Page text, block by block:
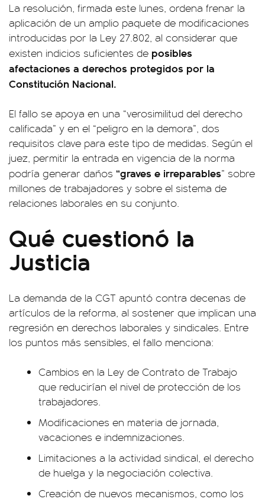
La resolución, firmada este lunes, ordena frenar la
aplicación de un amplio paquete de modificaciones
introducidas por la Ley 27.802, al considerar que
existen indicios suficientes de posibles
afectaciones a derechos protegidos por la
Constitución Nacional.
El fallo se apoya en una “verosimilitud del derecho
calificada” y en el “peligro en la demora”, dos
requisitos clave para este tipo de medidas. Según el
juez, permitir la entrada en vigencia de la norma
podría generar daños “graves e irreparables” sobre
millones de trabajadores y sobre el sistema de
relaciones laborales en su conjunto.
Qué cuestionó la
Justicia
La demanda de la CGT apuntó contra decenas de
artículos de la reforma, al sostener que implican una
regresión en derechos laborales y sindicales. Entre
los puntos más sensibles, el fallo menciona:
Cambios en la Ley de Contrato de Trabajo
que reducirían el nivel de protección de los
trabajadores.
Modificaciones en materia de jornada,
vacaciones e indemnizaciones.
Limitaciones a la actividad sindical, el derecho
de huelga y la negociación colectiva.
Creación de nuevos mecanismos, como los